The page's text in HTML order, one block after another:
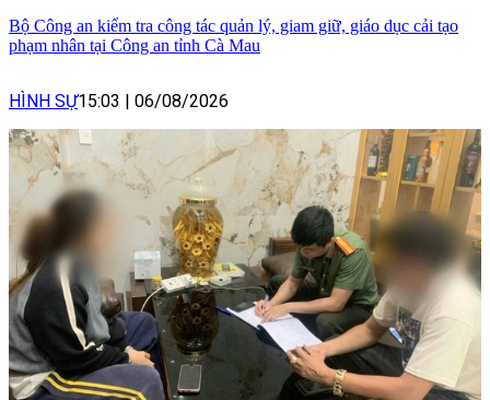
Bộ Công an kiểm tra công tác quản lý, giam giữ, giáo dục cải tạo
phạm nhân tại Công an tỉnh Cà Mau
HÌNH SỰ15:03 06/08/2026